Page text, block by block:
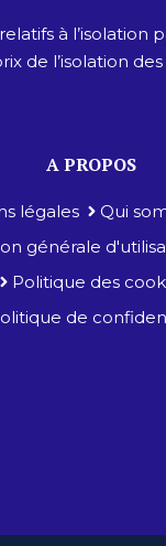
à l’isolation
de l’isolation
A PROPOS
légales
Qui
générale
Politique des
de